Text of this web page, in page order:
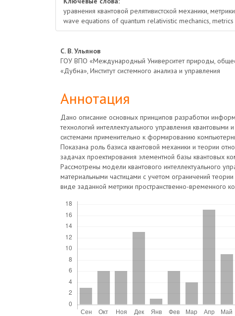
уравнения квантовой релятивистской механики,
wave equations of quantum relativistic mechanics,
Основное
содержимое
статьи
С. В. Ульянов
ГОУ ВПО «Международный Университет природы,
«Дубна», Институт системного анализа и управления
Аннотация
Дано описание основных принципов разработки
технологий интеллектуального управления квантовыми
системами применительно к формированию
Показана роль базиса квантовой механики и теории
задачах проектирования элементной базы квантовых
Рассмотрены модели квантового интеллектуального
материальными частицами с учетом ограничений теории
виде заданной метрики пространственно-временного